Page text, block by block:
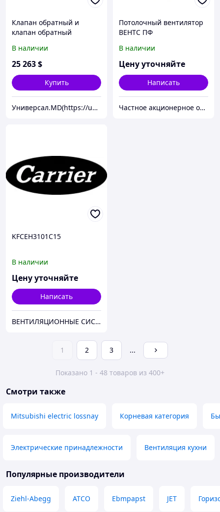
Клапан обратный и
клапан обратный
оборудование Обратный
клапан (пластик)
В наличии
25 263$
Купить
Универсал.MD(https://universal.prom.md/)
Потолочный вентилятор
ВЕНТС ПФ
В наличии
Цену уточняйте
Написать
Частное акционерное общество «Вентиляционные системы». Торговая марка ВЕНТС.
KFCEH3101C15
В наличии
Цену уточняйте
Написать
ВЕНТИЛЯЦИОННЫЕ СИСТЕМЫ. СИСТЕМЫ КОНДИЦИОНИРОВАНИЯ. КЛИМАТИЧЕСКАЯ ТЕХНИКА.
1 2 3 ...
Показано 1 - 48 товаров из 400+
Смотри также
Mitsubishi electric lossnay Корневая категория
Электрические принадлежности Вентиляция кухни
Популярные производители
Ziehl-Abegg ATCO Ebmpapst JET